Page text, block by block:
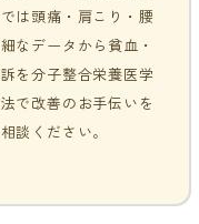
は頭痛・肩こり・腰
なデータから貧血・
を分子整合栄養医学
で改善のお手伝いを
談ください。